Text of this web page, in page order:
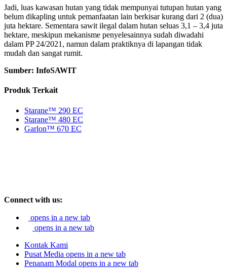
Jadi, luas kawasan hutan yang tidak mempunyai tutupan hutan yang
belum dikapling untuk pemanfaatan lain berkisar kurang dari 2 (dua)
juta hektare. Sementara sawit ilegal dalam hutan seluas 3,1 – 3,4 juta
hektare, meskipun mekanisme penyelesainnya sudah diwadahi
dalam PP 24/2021, namun dalam praktiknya di lapangan tidak
mudah dan sangat rumit.
Sumber: InfoSAWIT
Produk Terkait
Starane™ 290 EC
Starane™ 480 EC
Garlon™ 670 EC
Connect with us:
opens in a new tab
opens in a new tab
Kontak Kami
Pusat Media opens in a new tab
Penanam Modal opens in a new tab